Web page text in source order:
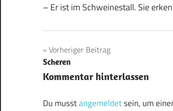
– Er ist im Schweinestall. Sie
Beitragsnavigation
Vorheriger Beitrag
Scheren
Kommentar hinterlassen
Du musstangemeldetsein, um